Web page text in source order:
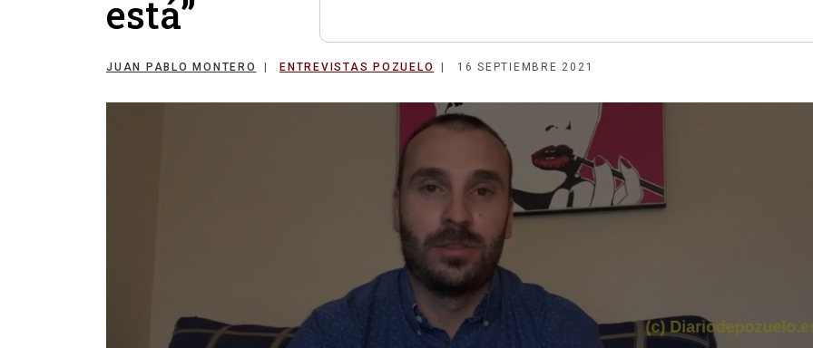
está”
JUAN PABLO MONTERO ENTREVISTAS POZUELO 16 SEPTIEMBRE 2021